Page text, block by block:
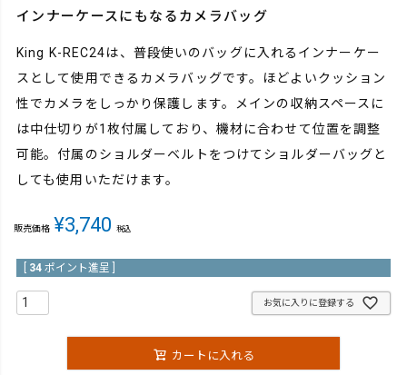
インナーケースにもなるカメラバッグ
King K-REC24は、普段使いのバッグに入れるインナーケー
スとして使用できるカメラバッグです。ほどよいクッション
性でカメラをしっかり保護します。メインの収納スペースに
は中仕切りが1枚付属しており、機材に合わせて位置を調整
可能。付属のショルダーベルトをつけてショルダーバッグと
しても使用いただけます。
販売価格 ¥3,740 税込
34 ポイント進呈 ]
お気に入りに登録する
カートに入れる